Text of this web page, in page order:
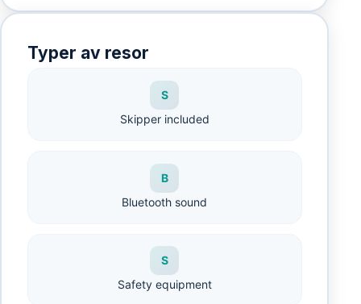
Typer av resor
S
Skipper included
B
Bluetooth sound
S
Safety equipment